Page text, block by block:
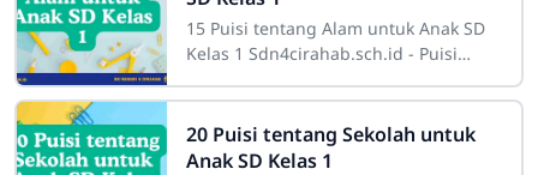
15 Puisi tentang Alam untuk Anak SD
Kelas 1 Sdn4cirahab.sch.id - Puisi
sastra yang memiliki kekuatan untuk
menyentuh
20 Puisi tentang Sekolah untuk
Anak SD Kelas 1